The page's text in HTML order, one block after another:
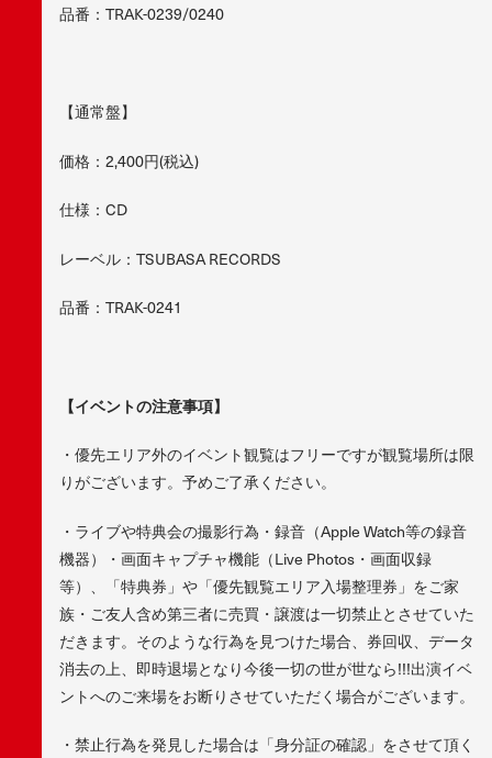
品番：TRAK-0239/0240
【通常盤】
価格：2,400円(税込)
仕様：CD
レーベル：TSUBASA RECORDS
品番：TRAK-0241
【イベントの注意事項】
・優先エリア外のイベント観覧はフリーですが観覧場所は限
りがございます。予めご了承ください。
・ライブや特典会の撮影行為・録音（Apple Watch等の録音
機器）・画面キャプチャ機能（Live Photos・画面収録
等）、「特典券」や「優先観覧エリア入場整理券」をご家
族・ご友人含め第三者に売買・譲渡は一切禁止とさせていた
だきます。そのような行為を見つけた場合、券回収、データ
消去の上、即時退場となり今後一切の世が世なら!!!出演イベ
ントへのご来場をお断りさせていただく場合がございます。
・禁止行為を発見した場合は「身分証の確認」をさせて頂く